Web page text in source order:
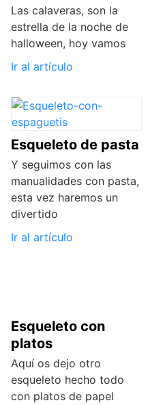
Las calaveras, son la
estrella de la noche de
halloween, hoy vamos
Ir al artículo
Esqueleto de pasta
Y seguimos con las
manualidades con pasta,
esta vez haremos un
divertido
Ir al artículo
Esqueleto con
platos
Aquí os dejo otro
esqueleto hecho todo
con platos de papel